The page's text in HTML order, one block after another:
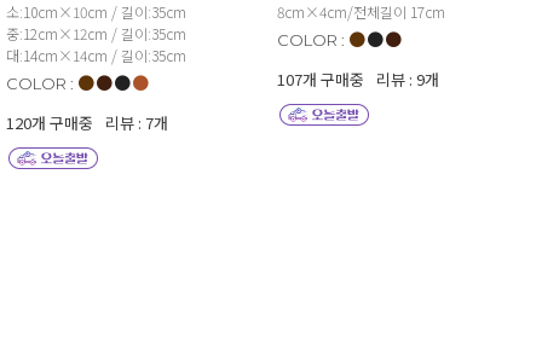
소:10cm×10cm / 길이:35cm
중:12cm×12cm / 길이:35cm
대:14cm×14cm / 길이:35cm
COLOR : ● ● ● ●
120개 구매중 리뷰 : 7개
8cm×4cm/전체길이 17cm
COLOR : ● ● ●
107개 구매중 리뷰 : 9개